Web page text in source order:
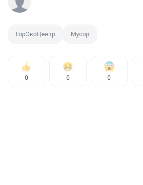
ГорЭкоЦентр Мусор
0 0 0